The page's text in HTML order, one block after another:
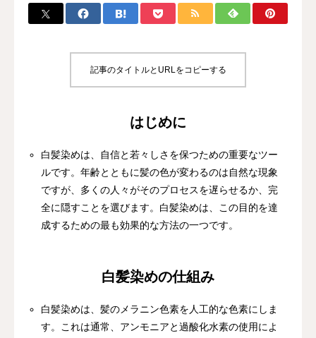
記事のタイトルとURLをコピーする
はじめに
白髪染めは、自信と若々しさを保つための重要なツー
ルです。年齢とともに髪の色が変わるのは自然な現象
ですが、多くの人々がそのプロセスを遅らせるか、完
全に隠すことを選びます。白髪染めは、この目的を達
成するための最も効果的な方法の一つです。
白髪染めの仕組み
白髪染めは、髪のメラニン色素を人工的な色素にしま
す。これは通常、アンモニアと過酸化水素の使用によ